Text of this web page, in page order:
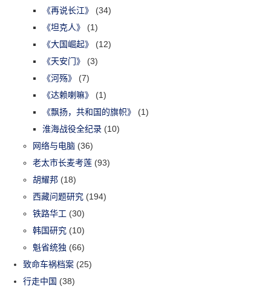
《再说长江》
(34)
《坦克人》
(1)
《大国崛起》
(12)
《天安门》
(3)
《河殇》
(7)
《达赖喇嘛》
(1)
《飘扬，共和国的旗帜》
(1)
淮海战役全纪录 (10)
网络与电脑 (36)
老太市长麦考莲 (93)
胡耀邦 (18)
西藏问题研究 (194)
铁路华工 (30)
韩国研究 (10)
魁省统独 (66)
致命车祸档案 (25)
行走中国 (38)